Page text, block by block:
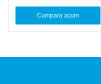
Cumpara acum